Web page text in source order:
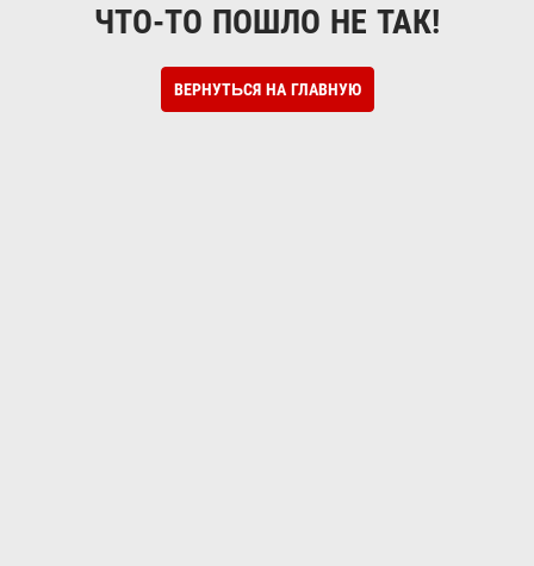
ЧТО-ТО ПОШЛО НЕ ТАК!
ВЕРНУТЬСЯ НА ГЛАВНУЮ